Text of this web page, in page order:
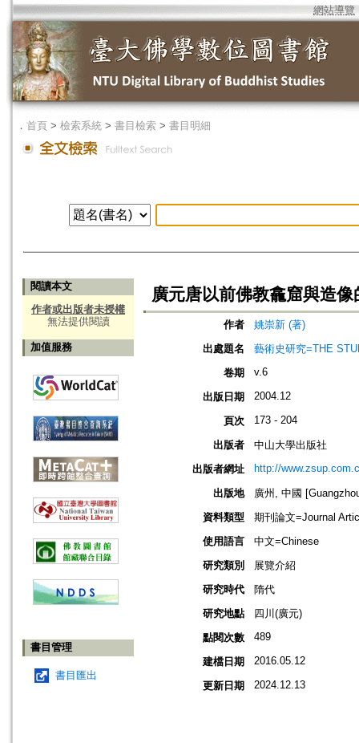
網站導覽
． 首頁 > 檢索系統 > 書目檢索 > 書目明細
閱讀本文
作者或出版者未授權
無法提供閱讀
加值服務
書目管理
書目匯出
廣元唐以前佛教龕窟與造
作者
姚崇新 (著)
出處題名
藝術史研究=THE
卷期
v.6
出版日期 2004.12
頁次 173 - 204
出版者
中山大學出版社
出版者網址
http://
出版地
廣州, 中國
資料類型
期刊論文=Journal
使用語言
中文=Chinese
研究類別
展覽介紹
研究時代
隋代
研究地點
四川(廣元)
點閱次數
489
建檔日期 2016.05.12
更新日期 2024.12.13